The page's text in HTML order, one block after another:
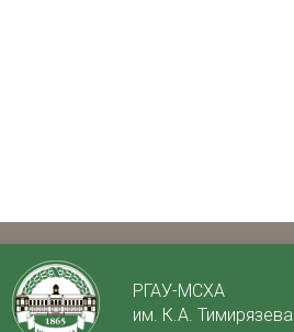
РГАУ-МСХА
им. К.А. Тимирязева